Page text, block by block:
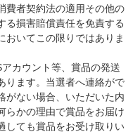
費者契約法の適用その他の
る損害賠償責任を免責する
おいてこの限りではありま
カウント等、賞品の発送
ります。当選者へ連絡がで
がない場合、いただいた内
らかの理由で賞品をお届け
しても賞品をお受け取りい